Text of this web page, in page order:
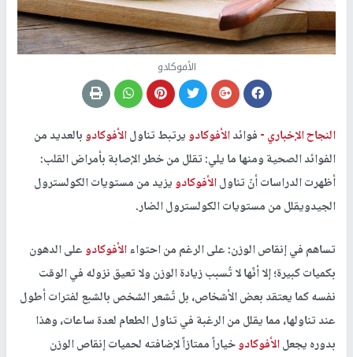
الأفوكادو
النجاح الإخباري -فوائدالأفوكادويرتبط تناولالأفوكادوبالعديد من
الفوائد الصحية ومنها ما يلي: تقلل من خطر الإصابة بأمراض القلب:
أظهرت الدراسات أنّ تناولالأفوكادويزيد من مستويات الكولسترول
الجيدويقلل من مستويات الكولسترول الضار.
تساهم في إنقاص الوزن: على الرغم من احتواءالأفوكادوعلى الدهون
بكميات كبيرة؛ إلا أنّها لا تُسبب زيادة الوزن ولا تعيق نزوله في الوقت
نفسه كما يعتقد بعض الأشخاص، بل تُشعر الشخص بالشبع لفترات أطول
عند تناولها، مما يقلل من الرغبة في تناول الطعام لعدة ساعات، وهذا
بدوره يجعلالأفوكادوخياراً ممتازاً لإضافته لحميات إنقاص الوزن